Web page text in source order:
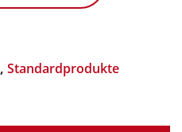
, Standardprodukte